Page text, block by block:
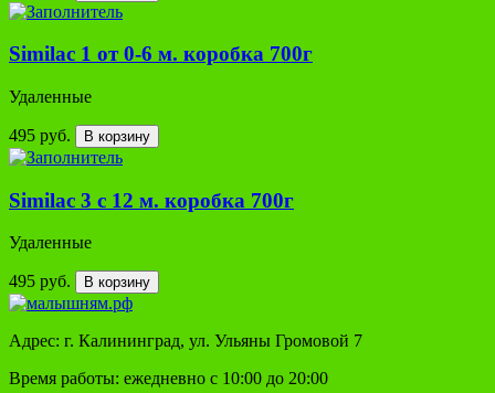
Similac 1 от 0-6 м. коробка 700г
Удаленные
495 руб. В корзину
Similac 3 с 12 м. коробка 700г
Удаленные
495 руб. В корзину
Адрес: г. Калининград, ул. Ульяны Громовой 7
Время работы: ежедневно с 10:00 до 20:00